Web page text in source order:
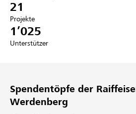
Registrieren
21
Projekte
1’025
Unterstützer
Spendentöpfe der
Werdenberg